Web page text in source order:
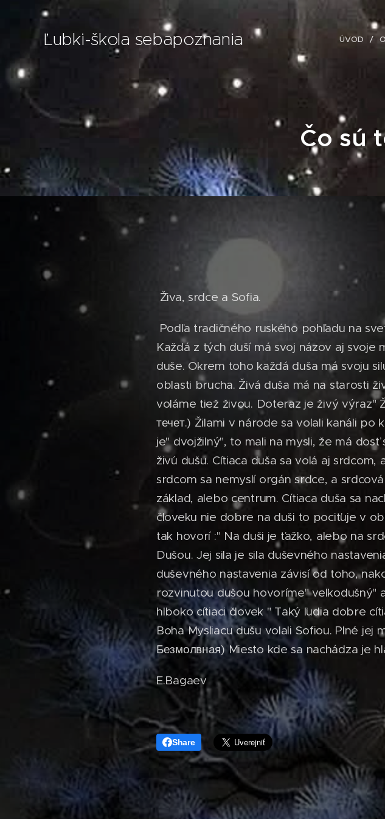
Ľubki-škola sebapoznania ÚVOD
Čo sú
Živa, srdce a Sofia.
Podľa tradičného ruského pohľadu na
Každá z tých duší má svoj názov aj svoje
duše. Okrem toho každá duša má svoju
oblasti brucha. Živá duša má na starosti
voláme tiež živou. Doteraz je živý výraz"
течет.) Žilami v národe sa volali kanáli
je" dvojžilný", to mali na mysli, že má
živú dušu. Cítiaca duša sa volá aj
srdcom sa nemyslí orgán srdce, a
základ, alebo centrum. Cítiaca duša sa
človeku nie dobre na duši to pociťuje v
tak hovorí :" Na duši je ťažko, alebo na
Dušou. Jej sila je sila duševného
duševného nastavenia závisí od toho,
rozvinutou dušou hovoríme" veľkodušný"
hlboko cítiaci človek " Taký ľudia dobre
Boha Mysliacu dušu volali Sofiou. Plné
Безмолвная) Miesto kde sa nachádza je
E.Bagaev
Share